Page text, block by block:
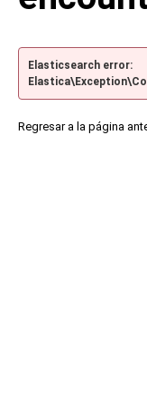
Elasticsearch error:
Regresar a la página